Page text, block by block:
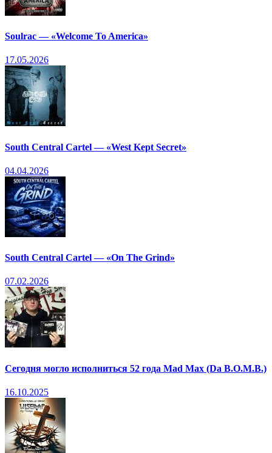
Soulrac — «Welcome To America»
17.05.2026
South Central Cartel — «West Kept Secret»
04.04.2026
South Central Cartel — «On The Grind»
07.02.2026
Сегодня могло исполниться 52 года Mad Max (Da B.O.M.B.)
16.10.2025